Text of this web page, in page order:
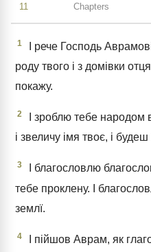
11
Chapters
1
І рече Господь
роду твого і з домівки
покажу.
2
І зроблю тебе народом
і звеличу імя твоє, і
3
І благословлю
тебе проклену. І
землї.
4
І пійшов Аврам, як